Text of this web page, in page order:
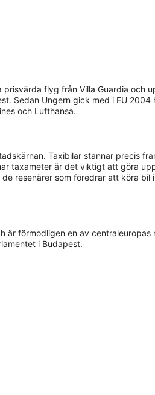
flyg från Villa Guardia och
Sedan Ungern gick med i EU
och Lufthansa.
Taxibilar stannar precis
taxameter är det viktigt att göra
resenärer som föredrar att köra bil
förmodligen en av
i Budapest.